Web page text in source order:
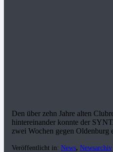
Den über zehn Jahre alten
hintereinander konnte der
zwei Wochen gegen
Veröffentlicht in: News, Newsarchiv